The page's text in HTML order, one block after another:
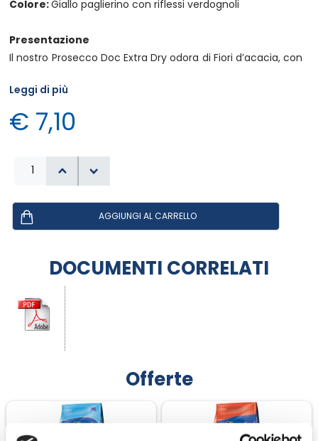
Colore:Giallo paglierino con riflessi verdognoli
Presentazione
Il nostro Prosecco Doc Extra Dry odora di Fiori d’acacia, con
pompelmo.
Buona struttura, morbido con frutto emergente,
equilibrato e sapido, al palato risulta gradevole ed
Abbinamenti
Vino da aperitivo o come base per cocktails alla frutta, a
fine pasto con frutta fresca e con la pasticceria secca da
Caratteristiche del prodotto
Vitigni:Glera
Zona ubicazione vigneti:
30/50 metri s.l.m.
Tipo di suoloArgilloso, sabbioso
Leggi di più
€ 7,10
DOCUMENTI CORRELATI
Offerte